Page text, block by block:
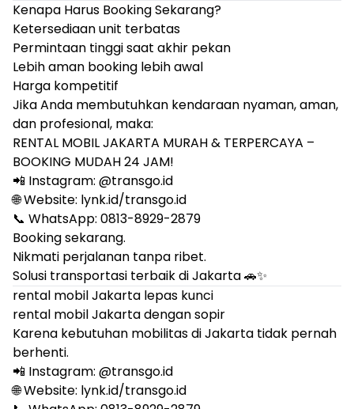
Kenapa Harus Booking Sekarang?
Ketersediaan unit terbatas
Permintaan tinggi saat akhir pekan
Lebih aman booking lebih awal
Harga kompetitif
Jika Anda membutuhkan kendaraan nyaman, aman,
dan profesional, maka:
RENTAL MOBIL JAKARTA MURAH & TERPERCAYA –
BOOKING MUDAH 24 JAM!
📲 Instagram: @transgo.id
🌐 Website: lynk.id/transgo.id
📞 WhatsApp: 0813-8929-2879
Booking sekarang.
Nikmati perjalanan tanpa ribet.
Solusi transportasi terbaik di Jakarta 🚗✨
rental mobil Jakarta lepas kunci
rental mobil Jakarta dengan sopir
Karena kebutuhan mobilitas di Jakarta tidak pernah
berhenti.
📲 Instagram: @transgo.id
🌐 Website: lynk.id/transgo.id